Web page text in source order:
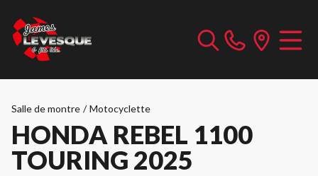
Salle de montre / Motocyclette
HONDA REBEL 1100
TOURING 2025